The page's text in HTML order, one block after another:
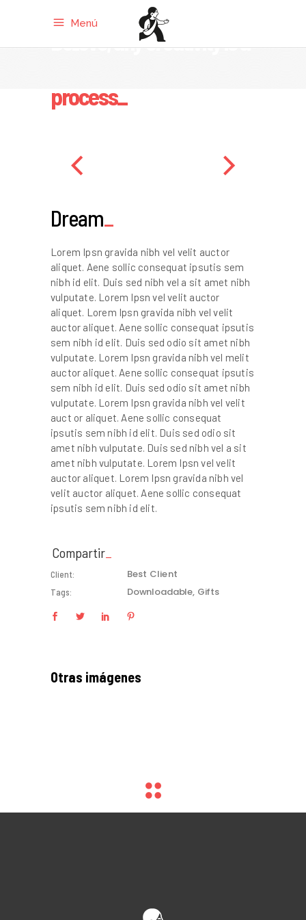
Menú
Believe, any creativity is a
process_
Dream
Lorem Ipsn gravida nibh vel velit auctor
aliquet. Aene sollic consequat ipsutis sem
nibh id elit. Duis sed nibh vel a sit amet nibh
vulputate. Lorem Ipsn vel velit auctor
aliquet. Lorem Ipsn gravida nibh vel velit
auctor aliquet. Aene sollic consequat ipsutis
sem nibh id elit. Duis sed odio sit amet nibh
vulputate. Lorem Ipsn gravida nibh vel melit
auctor aliquet. Aene sollic consequat ipsutis
sem nibh id elit. Duis sed odio sit amet nibh
vulputate. Lorem Ipsn gravida nibh vel velit
auct or aliquet. Aene sollic consequat
ipsutis sem nibh id elit. Duis sed odio sit
amet nibh vulputate. Duis sed nibh vel a sit
amet nibh vulputate. Lorem Ipsn vel velit
auctor aliquet. Lorem Ipsn gravida nibh vel
velit auctor aliquet. Aene sollic consequat
ipsutis sem nibh id elit.
Compartir
Client: Best Client
Tags: Downloadable Gifts
Otras imágenes